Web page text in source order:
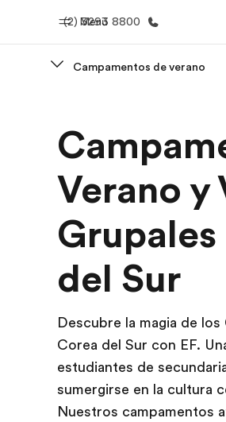
Menú
(2) 3293 8800
Bienvenido a EF
Campamentos de verano
Verano y
del Sur
Descubre la magia de
Corea del Sur con EF.
estudiantes de
sumergirse en la cultura
Nuestros campamentos